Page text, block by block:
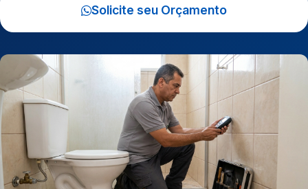
Solicite seu Orçamento